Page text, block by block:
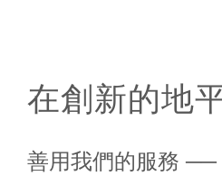
在創新的地
善用我們的服務 ──